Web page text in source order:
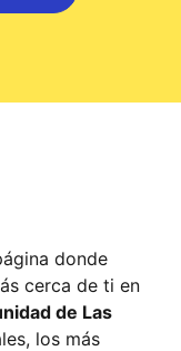
donde
cerca de ti en
de Las
los más